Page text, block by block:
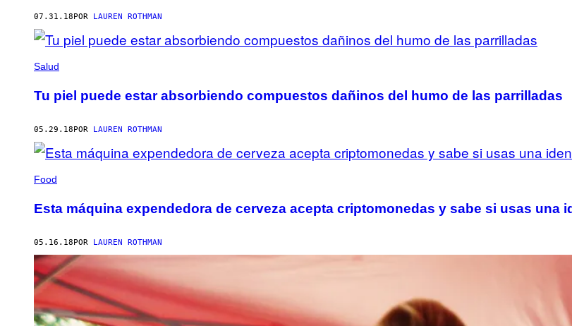
07.31.18POR LAUREN ROTHMAN
Salud
Tu piel puede estar absorbiendo compuestos dañinos del humo de las parrilladas
05.29.18POR LAUREN ROTHMAN
Food
Esta máquina expendedora de cerveza acepta criptomonedas y sabe si usas una
05.16.18POR LAUREN ROTHMAN